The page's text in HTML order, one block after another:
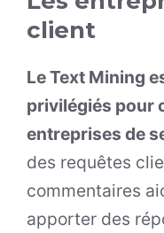
client
Le Text Mining
privilégiés pour
entreprises de
des requêtes
commentaires
apporter des